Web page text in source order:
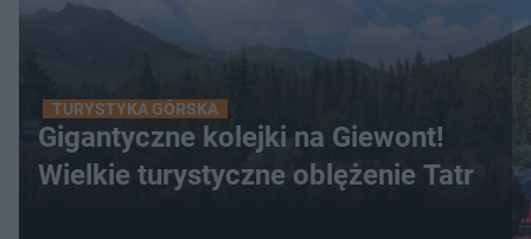
TURYSTYKA GÓRSKA
Gigantyczne kolejki na Giewont!
Wielkie turystyczne oblężenie Tatr